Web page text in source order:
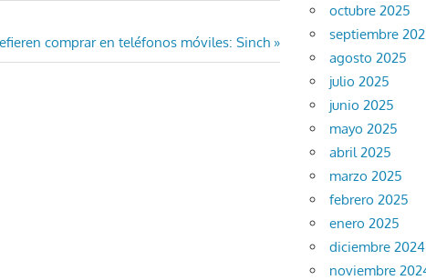
comprar en teléfonos móviles: Sinch
octubre 2025
septiembre
agosto 2025
julio 2025
junio 2025
mayo 2025
abril 2025
marzo 2025
febrero 2025
enero 2025
diciembre 2024
noviembre